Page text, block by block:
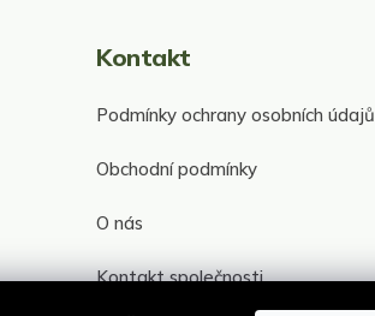
Kontakt
Podmínky ochrany osobních údajů
Obchodní podmínky
O nás
Kontakt společnosti